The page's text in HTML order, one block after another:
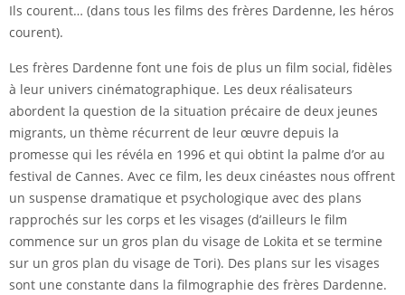
Ils courent… (dans tous les films des frères Dardenne, les héros
courent).
Les frères Dardenne font une fois de plus un film social, fidèles
à leur univers cinématographique. Les deux réalisateurs
abordent la question de la situation précaire de deux jeunes
migrants, un thème récurrent de leur œuvre depuis la
promesse qui les révéla en 1996 et qui obtint la palme d’or au
festival de Cannes. Avec ce film, les deux cinéastes nous offrent
un suspense dramatique et psychologique avec des plans
rapprochés sur les corps et les visages (d’ailleurs le film
commence sur un gros plan du visage de Lokita et se termine
sur un gros plan du visage de Tori). Des plans sur les visages
sont une constante dans la filmographie des frères Dardenne.